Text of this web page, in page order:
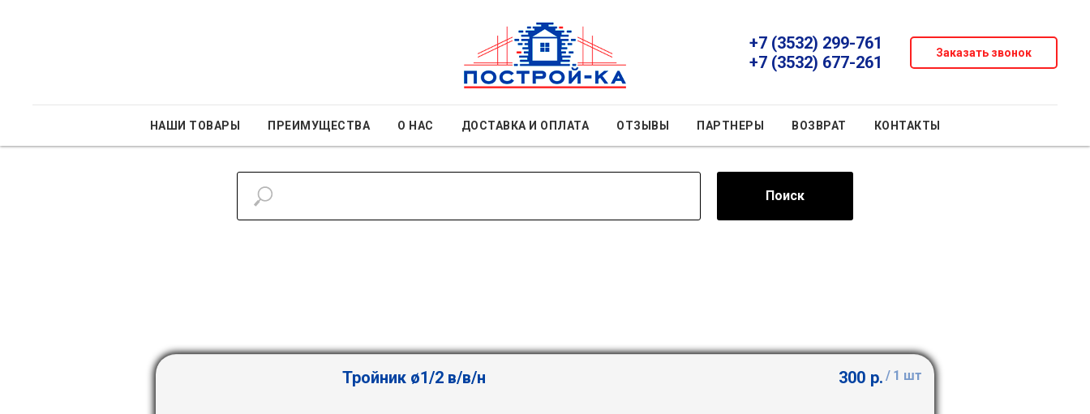
+7 (3532) 299-761
+7 (3532) 677-261
Заказать звонок
НАШИ ТОВАРЫ ПРЕИМУЩЕСТВА О НАС ДОСТАВКА И ОПЛАТА ОТЗЫВЫ ПАРТНЕРЫ ВОЗВРАТ КОНТАКТЫ
Поиск
Тройник ø1/2 в/в/н 300 р. / 1 шт